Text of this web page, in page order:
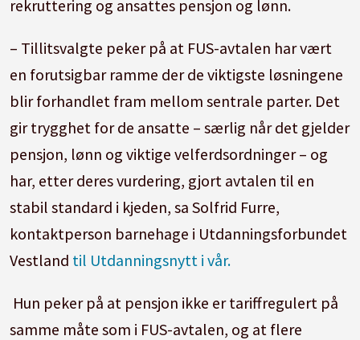
rekruttering og ansattes pensjon og lønn.
– Tillitsvalgte peker på at FUS-avtalen har vært
en forutsigbar ramme der de viktigste løsningene
blir forhandlet fram mellom sentrale parter. Det
gir trygghet for de ansatte – særlig når det gjelder
pensjon, lønn og viktige velferdsordninger – og
har, etter deres vurdering, gjort avtalen til en
stabil standard i kjeden, sa Solfrid Furre,
kontaktperson barnehage i Utdanningsforbundet
Vestland til Utdanningsnytt i vår.
Hun peker på at pensjon ikke er tariffregulert på
samme måte som i FUS-avtalen, og at flere